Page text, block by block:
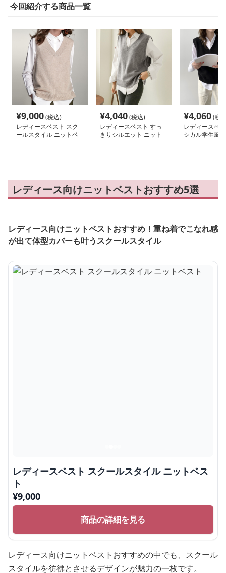
今回紹介する商品一覧
¥9,000(税込)
レディースベスト スク
ールスタイル ニットベ
¥4,040(税込)
レディースベスト すっ
きりシルエット ニット
¥4,060(税
レディースベ
シカル学生風
レディース向けニットベストおすすめ5選
レディース向けニットベストおすすめ！重ね着でこなれ感
が出て体型カバーも叶うスクールスタイル
レディースベスト スクールスタイル ニットベス
ト
¥9,000
商品の詳細を見る
レディース向けニットベストおすすめの中でも、スクール
スタイルを彷彿とさせるデザインが魅力の一枚です。